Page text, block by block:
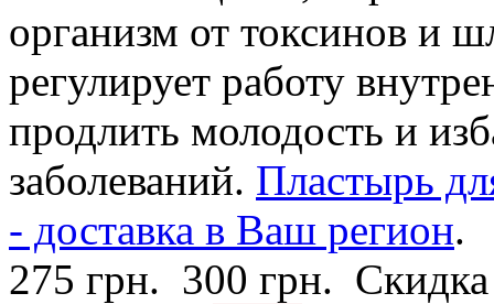
организм от токсинов и
регулирует работу
продлить молодость и
заболеваний. Пластырь
- доставка в Ваш регион.
275 грн. 300 грн.